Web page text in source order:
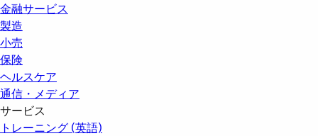
金融サービス
製造
小売
保険
ヘルスケア
通信・メディア
サービス
トレーニング (英語)